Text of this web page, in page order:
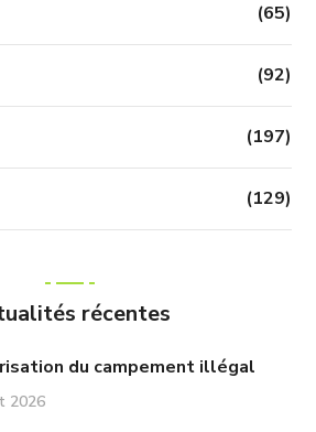
(65)
(92)
(197)
(129)
récentes
du campement illégal
2026